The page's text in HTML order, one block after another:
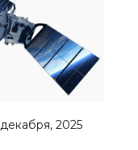
2025